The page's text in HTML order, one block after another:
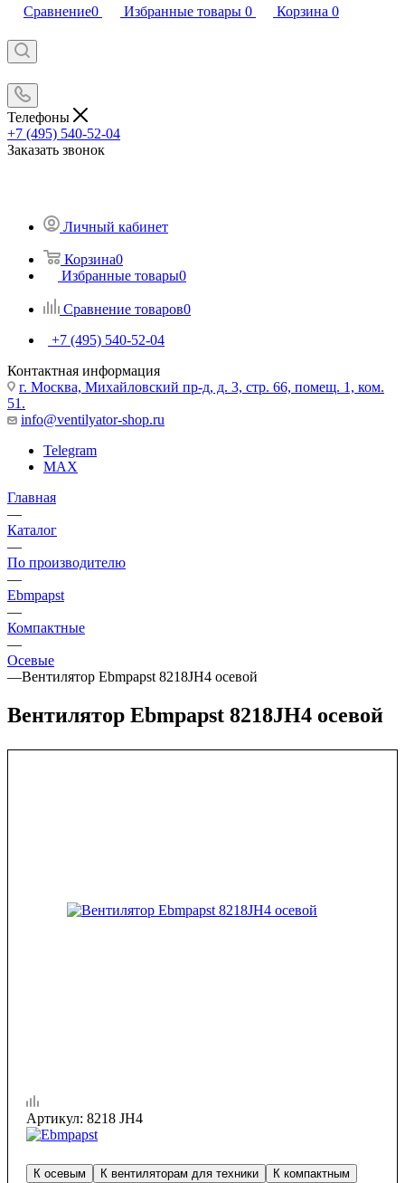
Сравнение0 Избранные товары 0 Корзина 0
Телефоны
+7 (495) 540-52-04
Заказать звонок
Личный кабинет
Корзина0
Избранные товары0
Сравнение товаров0
+7 (495) 540-52-04
Контактная информация
г. Москва, Михайловский пр-д, д. 3, cтр. 66, помещ. 1, ком.
51.
info@ventilyator-shop.ru
Telegram
MAX
Главная
—
Каталог
—
По производителю
—
Ebmpapst
—
Компактные
—
Осевые
—Вентилятор Ebmpapst 8218JH4 осевой
Вентилятор Ebmpapst 8218JH4 осевой
Артикул: 8218 JH4
К осевым К вентиляторам для техники
К компактным